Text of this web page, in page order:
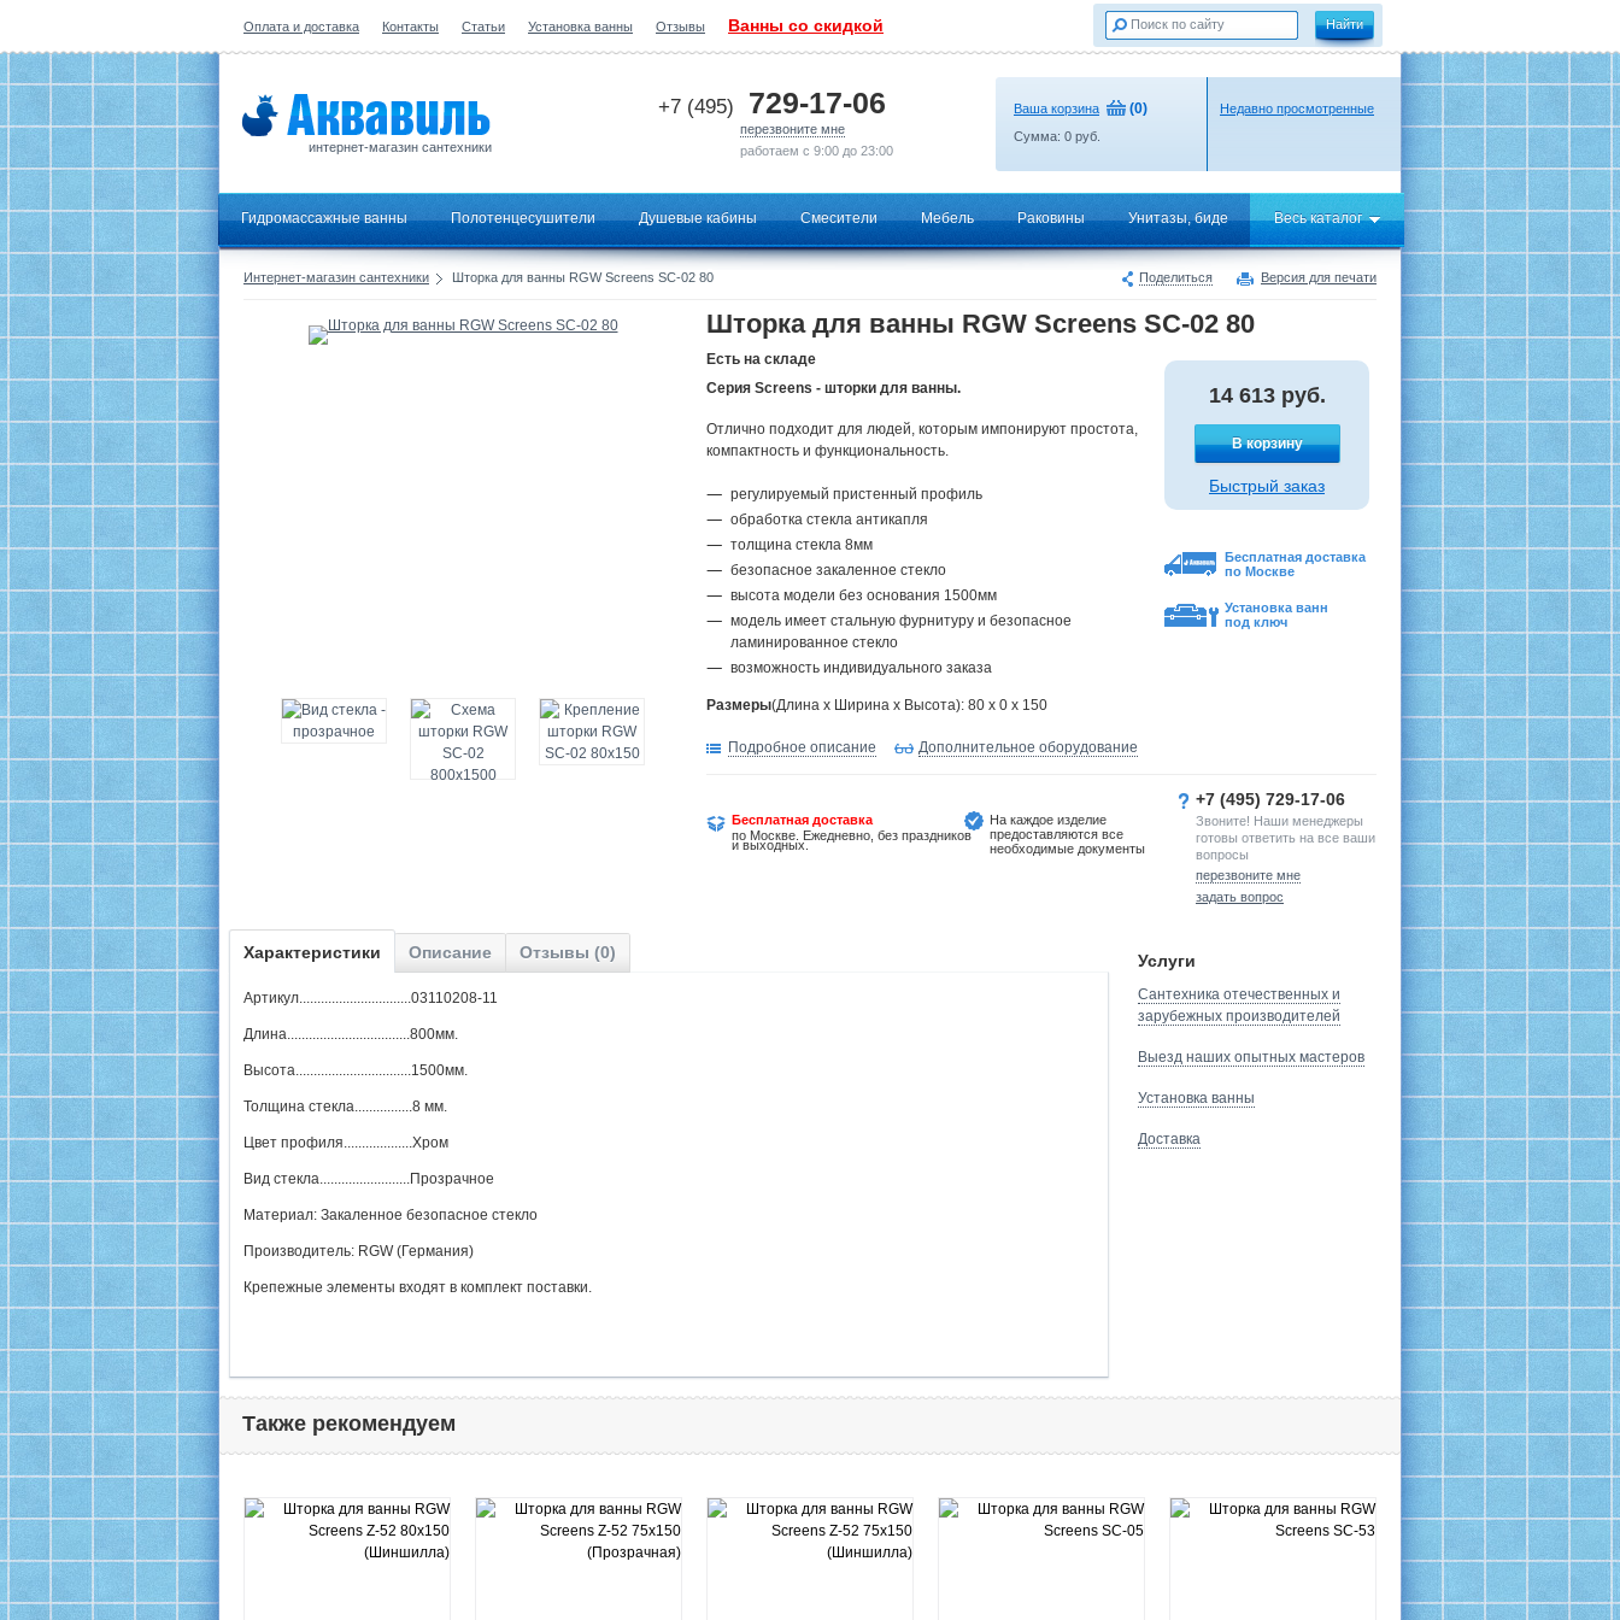
Оплата и доставка Контакты Статьи Установка ванны Отзывы Ванны со скидкой
интернет-магазин сантехники
+7 (495) 729-17-06
перезвоните мне
работаем с 9:00 до 23:00
Ваша корзина (0)
Сумма: 0 руб.
Недавно просмотренные
Гидромассажные ванны Полотенцесушители Душевые кабины Смесители Мебель Раковины Унитазы, биде Весь каталог
Поделиться Версия для печати
Интернет-магазин сантехники Шторка для ванны RGW Screens SC-02 80
Шторка для ванны RGW Screens SC-02 80
Есть на складе
Серия Screens - шторки для ванны.
Отлично подходит для людей, которым импонируют простота,
компактность и функциональность.
регулируемый пристенный профиль
обработка стекла антикапля
толщина стекла 8мм
безопасное закаленное стекло
высота модели без основания 1500мм
модель имеет стальную фурнитуру и безопасное
ламинированное стекло
возможность индивидуального заказа
Размеры(Длина х Ширина х Высота): 80 x 0 x 150
14 613 руб.
В корзину
Быстрый заказ
Бесплатная доставка
по Москве
Установка ванн
под ключ
Подробное описание Дополнительное оборудование
Бесплатная доставка
по Москве. Ежедневно, без праздников
и выходных.
На каждое изделие
предоставляются все
необходимые документы
+7 (495) 729-17-06
Звоните! Наши менеджеры
готовы ответить на все ваши
вопросы
перезвоните мне
задать вопрос
Характеристики Описание Отзывы (0)
Артикул...............................03110208-11
Длина..................................800мм.
Высота................................1500мм.
Толщина стекла................8 мм.
Цвет профиля...................Хром
Вид стекла.........................Прозрачное
Материал: Закаленное безопасное стекло
Производитель: RGW (Германия)
Крепежные элементы входят в комплект поставки.
Услуги
Сантехника отечественных и
зарубежных производителей
Выезд наших опытных мастеров
Установка ванны
Доставка
Также рекомендуем